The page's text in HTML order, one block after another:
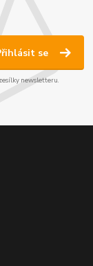
se
newsletteru.